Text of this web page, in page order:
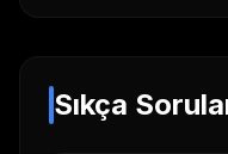
Sıkça